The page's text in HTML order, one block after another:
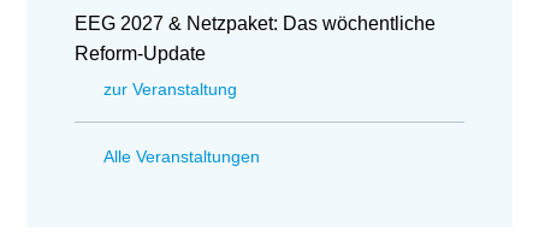
EEG 2027 & Netzpaket: Das wöchentliche
Reform-Update
zur Veranstaltung
Alle Veranstaltungen